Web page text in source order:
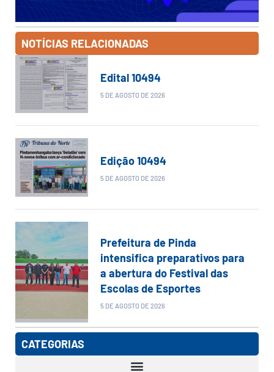
NOTÍCIAS RELACIONADAS
Edital 10494
5 DE AGOSTO DE 2026
Edição 10494
5 DE AGOSTO DE 2026
Prefeitura de Pinda
intensifica preparativos para
a abertura do Festival das
Escolas de Esportes
5 DE AGOSTO DE 2026
CATEGORIAS